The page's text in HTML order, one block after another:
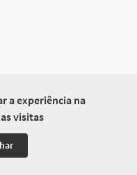
a experiência na
visitas